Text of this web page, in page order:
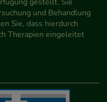
und Behandlung
Sie, dass hierdurch
Therapien eingeleitet